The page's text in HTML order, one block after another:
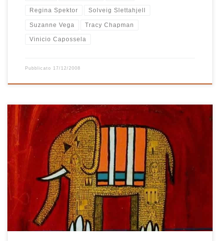
Regina Spektor Solveig Slettahjell
Suzanne Vega Tracy Chapman
Vinicio Capossela
Pubblicato 17/12/2008
Troppo bella questa playlist! Davvero, è una delle mie preferite.
Natale anno 2005: l’inizio è perfetto, il brano di John Lennon è
stupendo ed è subito seguito da un capolavoro dei Franz
Ferdinand. I Coldplay, Beck, Richard Hawley e Ron Sexsmith fanno
sognare, mentre Paul Weller, The Magic Numbers e dEUS […]